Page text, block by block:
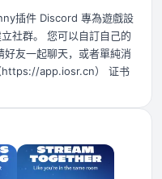
插件 Discord 專為遊戲設
社群。 您可以自訂自己的
友一起聊天，或者單純消
https://app.iosr.cn） 证书